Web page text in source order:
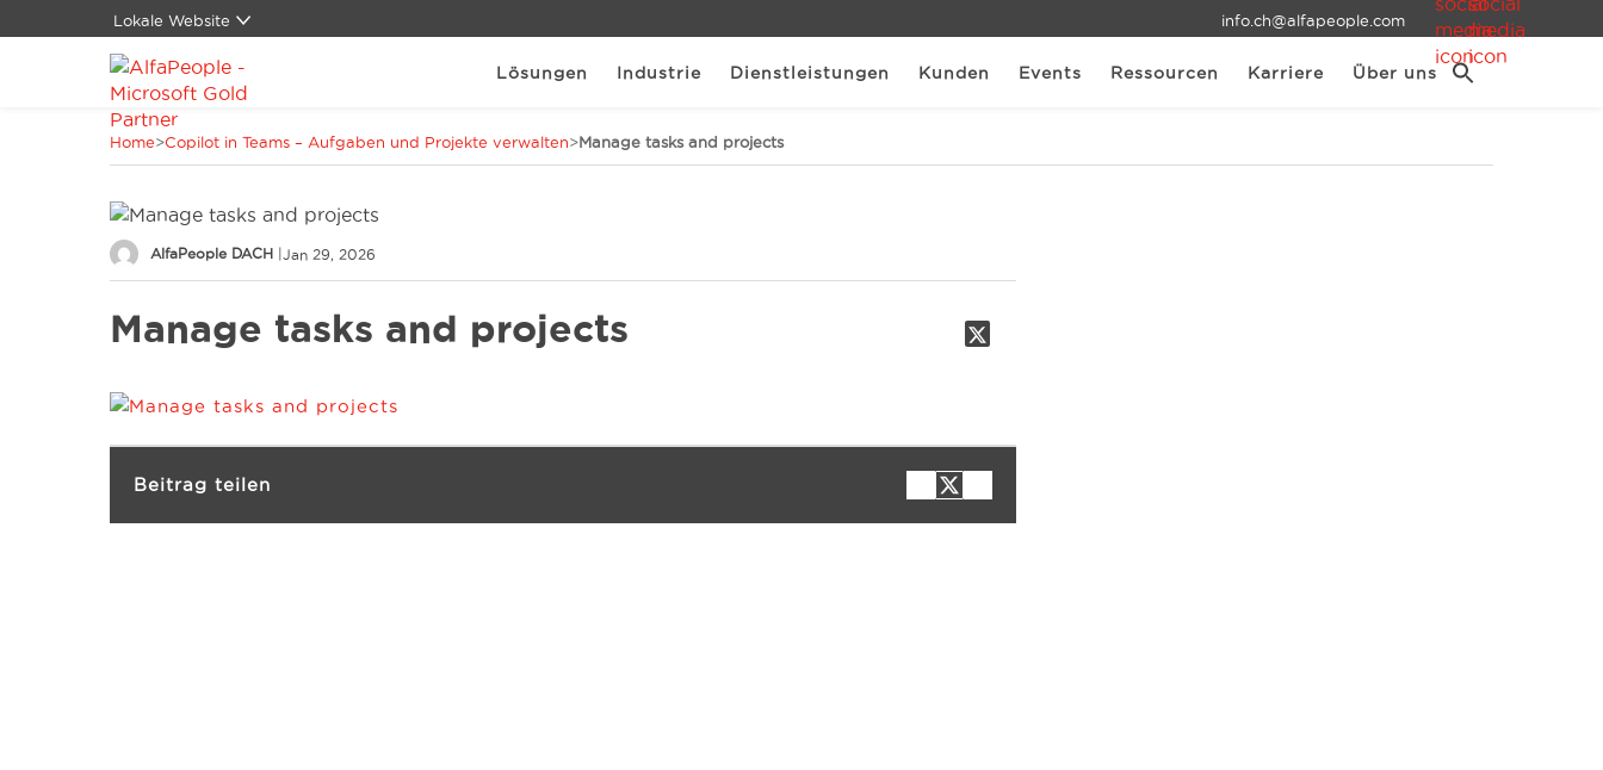
Lokale Website
Global
Brasilien
China
Dänemark
LATAM
Naher Osten
Vereinigte Staaten
info.ch@alfapeople.com
Lösungen Industrie Dienstleistungen Kunden Events Ressourcen Karriere Über uns
Home>Copilot in Teams – Aufgaben und Projekte verwalten>Manage tasks and projects
AlfaPeople DACH |Jan 29, 2026
Manage tasks and projects
Beitrag teilen